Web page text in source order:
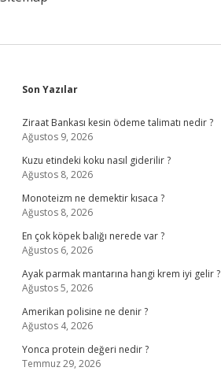
Sidebar
Son Yazılar
Ziraat Bankası kesin ödeme talimatı nedir ?
Ağustos 9, 2026
Kuzu etindeki koku nasıl giderilir ?
Ağustos 8, 2026
Monoteizm ne demektir kısaca ?
Ağustos 8, 2026
En çok köpek balığı nerede var ?
Ağustos 6, 2026
Ayak parmak mantarına hangi krem iyi gelir ?
Ağustos 5, 2026
Amerikan polisine ne denir ?
Ağustos 4, 2026
Yonca protein değeri nedir ?
Temmuz 29, 2026